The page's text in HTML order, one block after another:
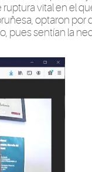
vital en el
optaron por
pues sentían la